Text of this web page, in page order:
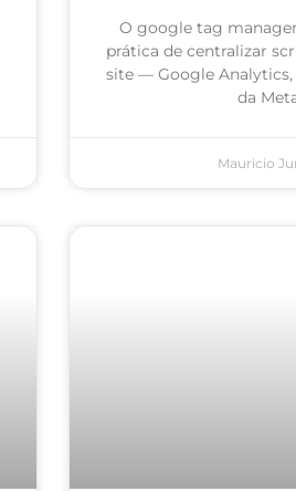
O google tag
prática de centralizar
site — Google Analytics,
da
Mauricio